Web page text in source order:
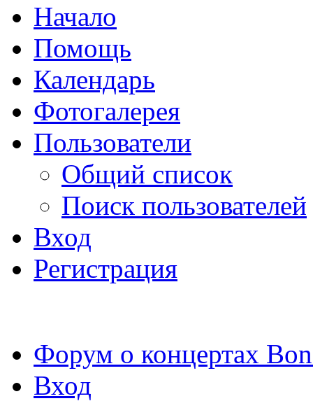
Начало
Помощь
Календарь
Фотогалерея
Пользователи
Общий список
Поиск пользователей
Вход
Регистрация
Форум о концертах
Вход